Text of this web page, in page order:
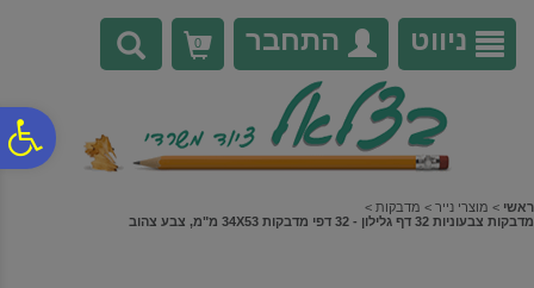
נגישות
אתר
המרכזי
ניווט התחבר 0
ראשי > מוצרי נייר > מדבקות >
מדבקות צבעוניות 32 דף גלילון - 32 דפי מדבקות 34X53 מ"מ, צבע צהוב